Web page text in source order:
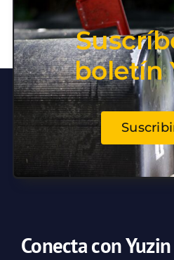
boletín
Conecta con Yuzin